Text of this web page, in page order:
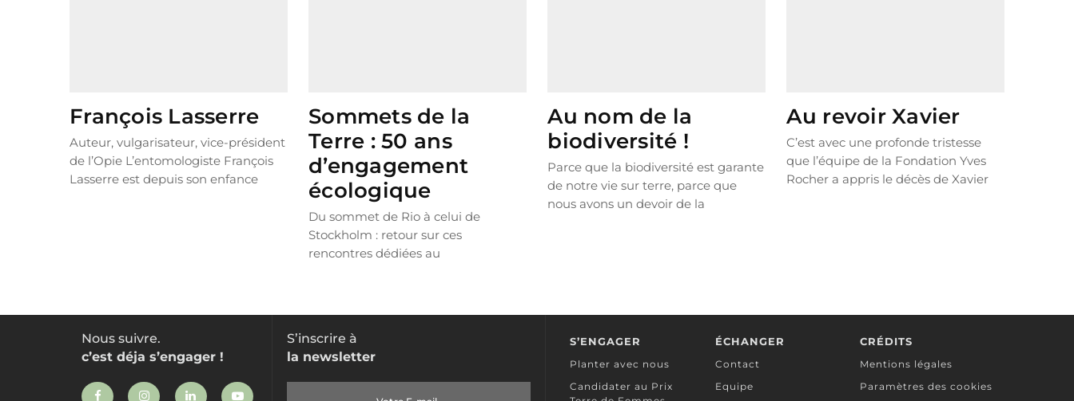
François Lasserre
Auteur, vulgarisateur, vice-président
de l’Opie L’entomologiste François
Lasserre est depuis son enfance
Sommets de la
Terre : 50 ans
d’engagement
écologique
Du sommet de Rio à celui de
Stockholm : retour sur ces
rencontres dédiées au
Au nom de la
biodiversité !
Parce que la biodiversité est garante
de notre vie sur terre, parce que
nous avons un devoir de la
Au revoir Xavier
C’est avec une profonde tristesse
que l’équipe de la Fondation Yves
Rocher a appris le décès de Xavier
Nous suivre.
c’est déja s’engager !
S’inscrire à
la newsletter
S’ENGAGER
Planter avec nous
Candidater au Prix
ÉCHANGER
Contact
Equipe
CRÉDITS
Mentions légales
Paramètres des cookies